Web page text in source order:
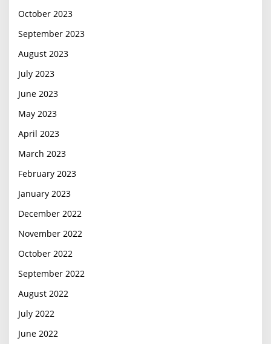
October 2023
September 2023
August 2023
July 2023
June 2023
May 2023
April 2023
March 2023
February 2023
January 2023
December 2022
November 2022
October 2022
September 2022
August 2022
July 2022
June 2022